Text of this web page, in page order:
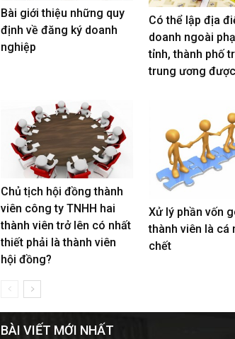
Bài giới thiệu những quy
định về đăng ký doanh
nghiệp
Có thể lập địa
doanh ngoài
tỉnh, thành phố
trung ương
Chủ tịch hội đồng thành
viên công ty TNHH hai
thành viên trở lên có nhất
thiết phải là thành viên
hội đồng?
Xử lý phần vốn
thành viên là cá
chết
BÀI VIẾT MỚI NHẤT